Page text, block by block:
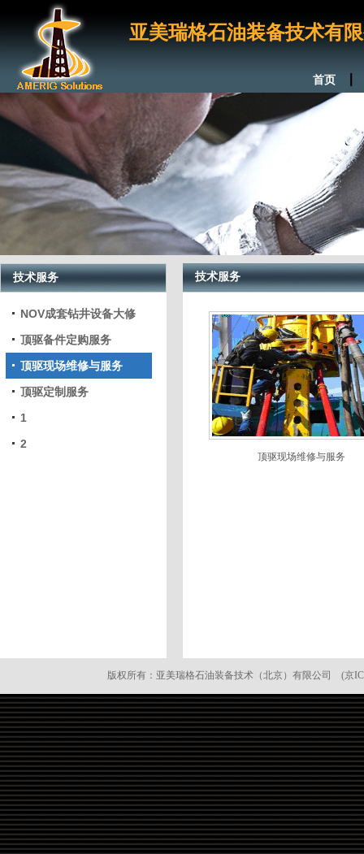
亚美瑞格石油装备技术有
首页
技术服务 技术服务
NOV成套钻井设备大修
顶驱备件定购服务
顶驱现场维修与服务
顶驱定制服务
1
2
顶驱现场维修与服务
版权所有：亚美瑞格石油装备技术（北京）有限公司 (京